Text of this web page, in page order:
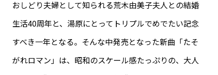
おしどり夫婦として知られる荒木由美子夫人との結婚
生活40周年と、湯原にとってトリプルでめでたい記念
すべき一年となる。そんな中発売となった新曲「たそ
がれロマン」は、昭和のスケール感たっぷりの、大人